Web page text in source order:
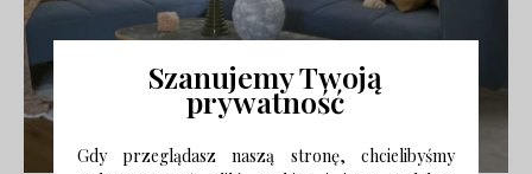
Szanujemy Twoją
prywatność
Gdy przeglądasz naszą stronę, chcielibyśmy